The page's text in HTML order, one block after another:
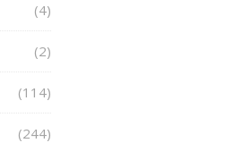
(4)
(2)
(114)
(244)